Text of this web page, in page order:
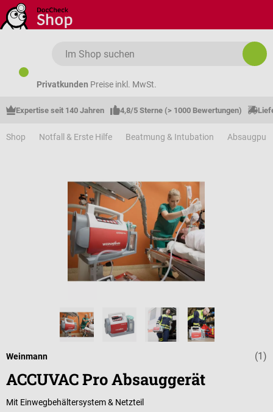
Zum Hauptinhalt springen
Privatkunden Preise inkl. MwSt.
Expertise seit 140 Jahren 4,8/5 Sterne (> 1000 Bewertungen)
Shop Notfall & Erste Hilfe Beatmung & Intubation
(1)
Weinmann
ACCUVAC Pro Absauggerät
Mit Einwegbehältersystem & Netzteil